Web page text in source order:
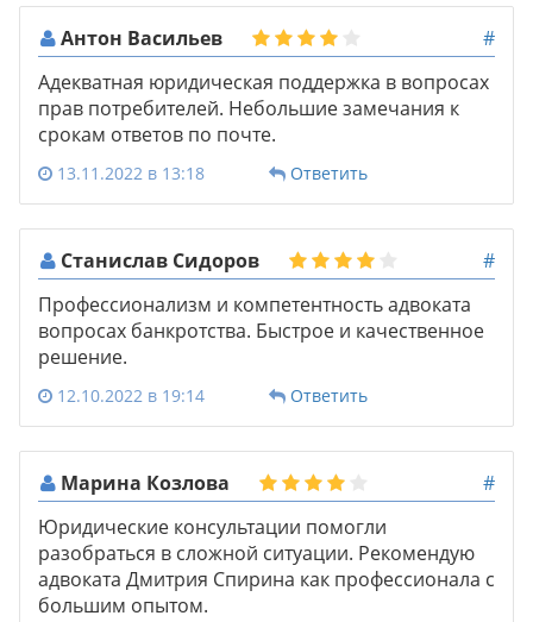
Антон Васильев
#
Адекватная юридическая поддержка в вопросах
прав потребителей. Небольшие замечания к
срокам ответов по почте.
13.11.2022 в 13:18 Ответить
Станислав Сидоров
#
Профессионализм и компетентность адвоката
вопросах банкротства. Быстрое и качественное
решение.
12.10.2022 в 19:14 Ответить
Марина Козлова
#
Юридические консультации помогли
разобраться в сложной ситуации. Рекомендую
адвоката Дмитрия Спирина как профессионала с
большим опытом.